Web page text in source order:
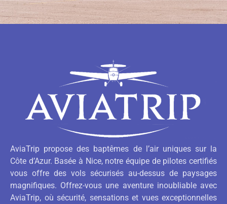
AviaTrip propose des baptêmes de l’air uniques sur la
Côte d’Azur. Basée à Nice, notre équipe de pilotes certifiés
vous offre des vols sécurisés au-dessus de paysages
magnifiques. Offrez-vous une aventure inoubliable avec
AviaTrip, où sécurité, sensations et vues exceptionnelles